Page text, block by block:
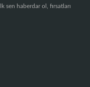
sen haberdar ol, fırsatları